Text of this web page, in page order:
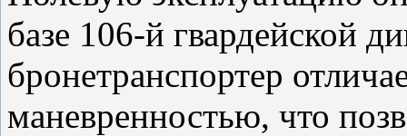
базе 106-й гвардейской
бронетранспортер
маневренностью, что